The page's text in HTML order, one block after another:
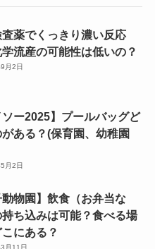
薬でくっきり濃い反応
流産の可能性は低いの？
月2日
ソー2025】プールバッグど
がある？(保育園、幼稚園
月2日
動物園】飲食（お弁当な
持ち込みは可能？食べる場
にある？
月11日